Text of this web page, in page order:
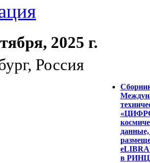
2025 г.
Россия
данные,
в